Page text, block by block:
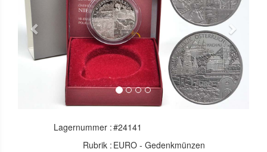
Previous Next
Lagernummer :#24141
Rubrik : EURO - Gedenkmünzen